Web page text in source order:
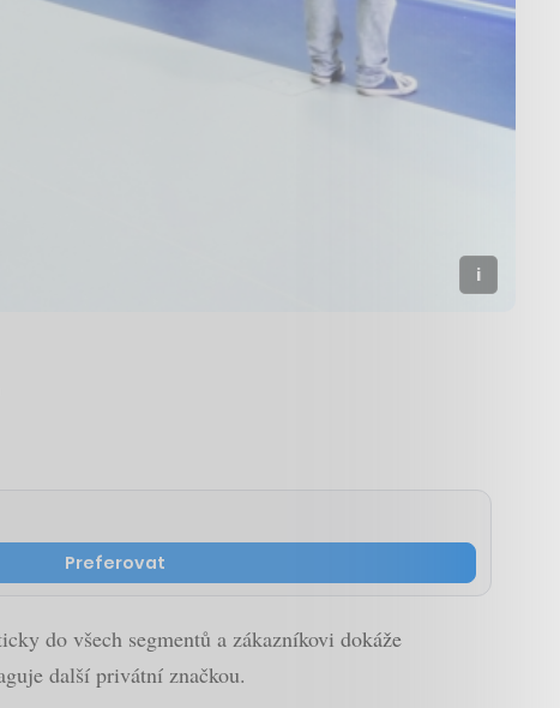
Preferovat
do všech segmentů a zákazníkovi dokáže
další privátní značkou.